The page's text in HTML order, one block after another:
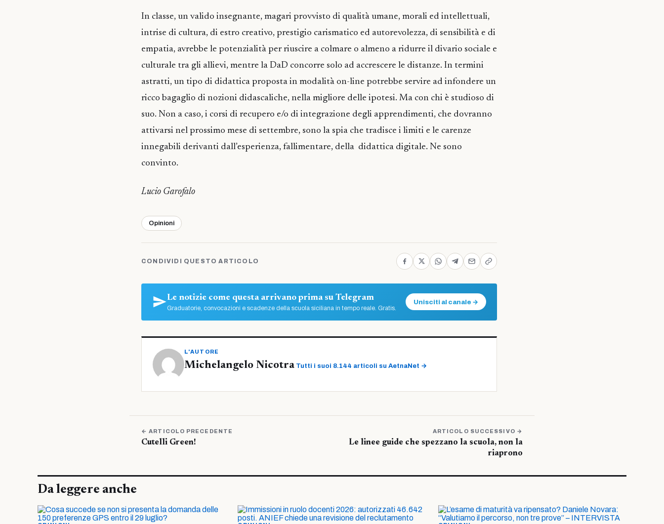
In classe, un valido insegnante, magari provvisto di qualità umane, morali ed intellettuali,
intrise di cultura, di estro creativo, prestigio carismatico ed autorevolezza, di sensibilità e di
empatia, avrebbe le potenzialità per riuscire a colmare o almeno a ridurre il divario sociale e
culturale tra gli allievi, mentre la DaD concorre solo ad accrescere le distanze. In termini
astratti, un tipo di didattica proposta in modalità on-line potrebbe servire ad infondere un
ricco bagaglio di nozioni didascaliche, nella migliore delle ipotesi. Ma con chi è studioso di
suo. Non a caso, i corsi di recupero e/o di integrazione degli apprendimenti, che dovranno
attivarsi nel prossimo mese di settembre, sono la spia che tradisce i limiti e le carenze
innegabili derivanti dall’esperienza, fallimentare, della didattica digitale. Ne sono
convinto.
Lucio Garofalo
Opinioni
CONDIVIDI QUESTO ARTICOLO
Le notizie come questa arrivano prima su Telegram
Graduatorie, convocazioni e scadenze della scuola siciliana in tempo reale. Gratis.
Unisciti al canale →
L'AUTORE
Michelangelo Nicotra Tutti i suoi 8.144 articoli su AetnaNet →
← ARTICOLO PRECEDENTE
Cutelli Green!
ARTICOLO SUCCESSIVO →
Le linee guide che spezzano la scuola, non la
riaprono
Da leggere anche